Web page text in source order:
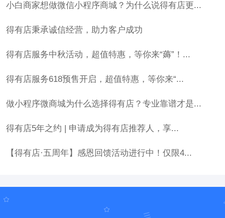
小白商家想做微信小程序商城？为什么说得有店更...
得有店秉承诚信经营，助力客户成功
得有店服务中秋活动，超值特惠，等你来“薅”！...
得有店服务618预售开启，超值特惠，等你来“...
做小程序微商城为什么选择得有店？专业靠谱才是...
得有店5年之约 | 申请成为得有店推荐人，享...
【得有店·五周年】感恩回馈活动进行中！仅限4...